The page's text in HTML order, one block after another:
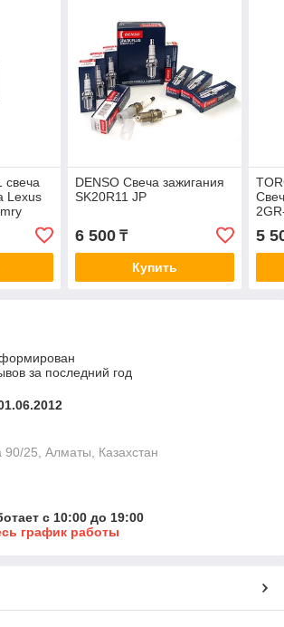
свеча
Lexus
2.0 98>
DENSO Свеча зажигания
SK20R11 JP
6 500₸
Купить
5
за последний год
90/25, Алматы, Казахстан
с 10:00 до 19:00
график работы